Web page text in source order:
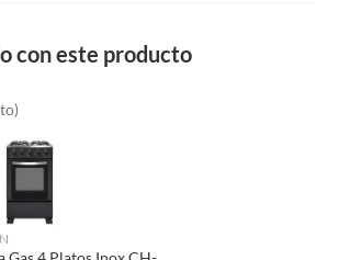
con este producto